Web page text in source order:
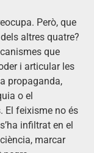
Però, que
altres quatre?
que
i articular les
propaganda,
o el
El feixisme no és
infiltrat en el
marcar